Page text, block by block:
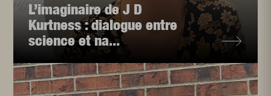
L’imaginaire de J D
Kurtness : dialogue entre
science et na...